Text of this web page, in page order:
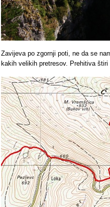
Zavijeva po zgornji poti, ne da se
kakih velikih pretresov. Prehitiva